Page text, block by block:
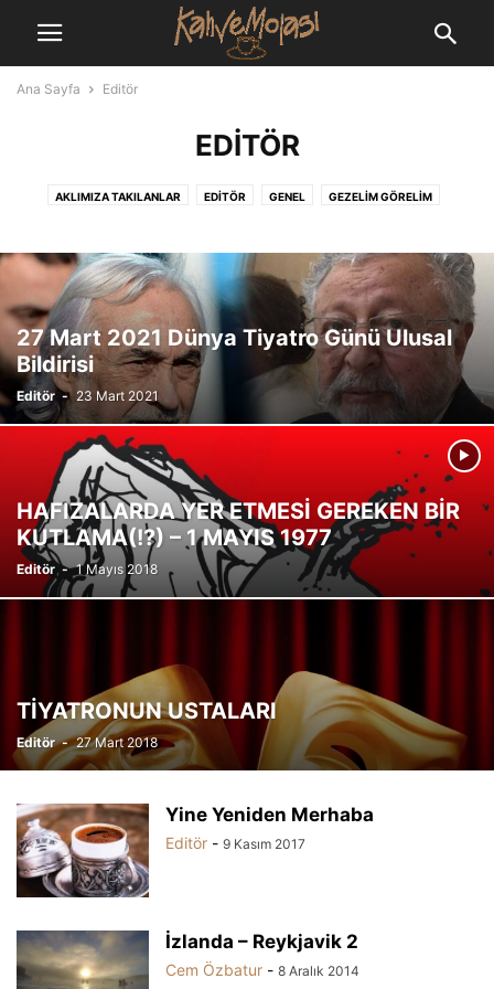
Ana Sayfa Editör
EDITÖR
AKLIMIZA TAKILANLAR EDITÖR GENEL GEZELIM GÖRELIM
SEÇKILER VIDEOLAR YAZARLARIMIZ YEMEK TARIFI
27 Mart 2021 Dünya Tiyatro Günü Ulusal
Bildirisi
Editör - 23 Mart 2021
HAFIZALARDA YER ETMESİ GEREKEN BİR
KUTLAMA(!?) – 1 MAYIS 1977
Editör - 1 Mayıs 2018
TİYATRONUN USTALARI
Editör - 27 Mart 2018
Yine Yeniden Merhaba
Editör - 9 Kasım 2017
İzlanda – Reykjavik 2
Cem Özbatur - 8 Aralık 2014